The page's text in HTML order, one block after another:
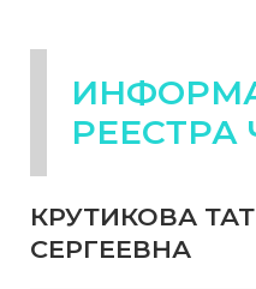
РЕЕСТРА
КРУТИКОВА
СЕРГЕЕВНА